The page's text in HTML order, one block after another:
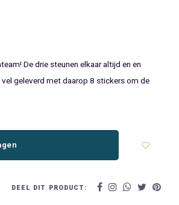
De drie steunen elkaar altijd en en
geleverd met daarop 8 stickers om de
DEEL DIT PRODUCT: